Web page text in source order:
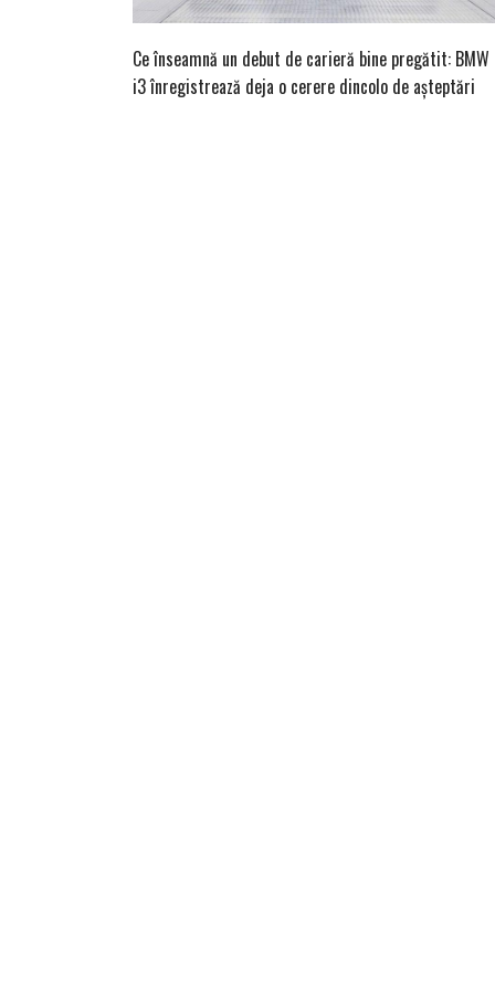
Ce înseamnă un debut de carieră bine pregătit: BMW
i3 înregistrează deja o cerere dincolo de așteptări